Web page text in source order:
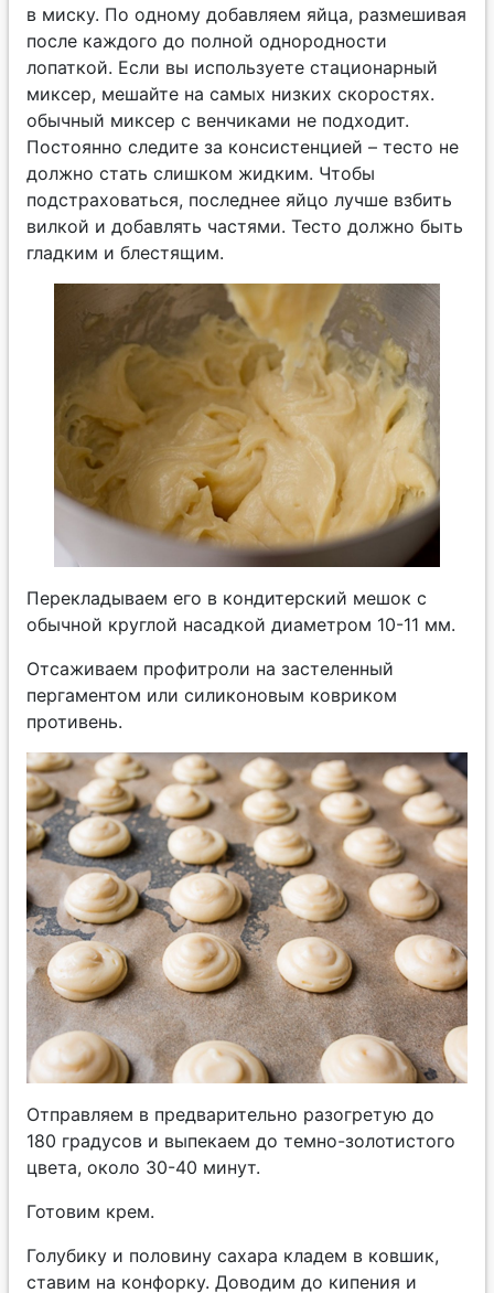
в миску. По одному добавляем яйца, размешивая
после каждого до полной однородности
лопаткой. Если вы используете стационарный
миксер, мешайте на самых низких скоростях.
обычный миксер с венчиками не подходит.
Постоянно следите за консистенцией – тесто не
должно стать слишком жидким. Чтобы
подстраховаться, последнее яйцо лучше взбить
вилкой и добавлять частями. Тесто должно быть
гладким и блестящим.
Перекладываем его в кондитерский мешок с
обычной круглой насадкой диаметром 10-11 мм.
Отсаживаем профитроли на застеленный
пергаментом или силиконовым ковриком
противень.
Отправляем в предварительно разогретую до
180 градусов и выпекаем до темно-золотистого
цвета, около 30-40 минут.
Готовим крем.
Голубику и половину сахара кладем в ковшик,
ставим на конфорку. Доводим до кипения и